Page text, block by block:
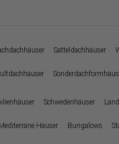
Satteldachhäuser
Schwedenhäuser
Häuser Bungalows